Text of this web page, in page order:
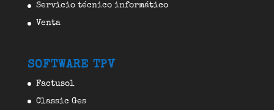
Servicio técnico informático
Venta
SOFTWARE TPV
Factusol
Classic Ges